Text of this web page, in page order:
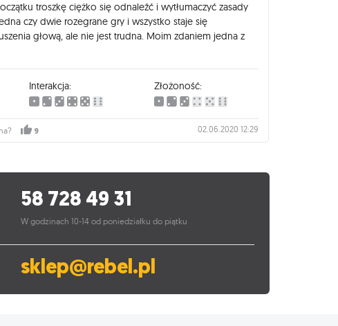
troszkę ciężko się odnaleźć i wytłumaczyć zasady
czy dwie rozegrane gry i wszystko staje się
głową, ale nie jest trudna. Moim zdaniem jedna z
Interakcja: Złożoność:
9 02.06.2020 12:29
58 728 49 31
W godzinach 10-14 od poniedziałku do piątku
sklep@rebel.pl